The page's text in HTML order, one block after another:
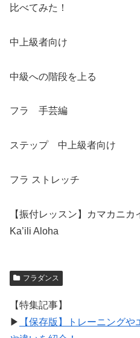
比べてみた！
中上級者向け
中級への階段を上る
フラ 手芸編
ステップ 中上級者向け
フラ ストレッチ
【振付レッスン】カマカニ
Ka’ili Aloha
フラダンス
【特集記事】
▶︎
【保存版】トレーニング